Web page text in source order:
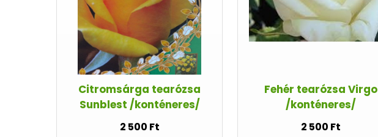
Citromsárga tearózsa
Sunblest /konténeres/
2 500 Ft
Fehér tearózsa Virgo
/konténeres/
2 500 Ft